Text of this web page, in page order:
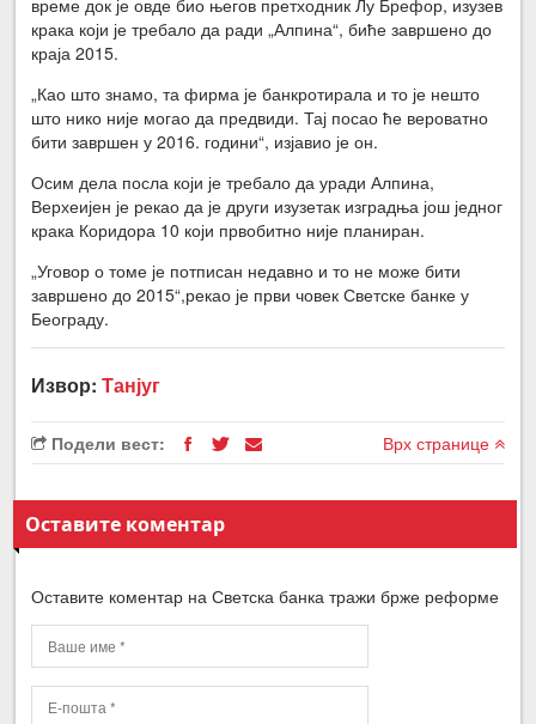
крака који је требало да ради „Алпина“, биће завршено до
краја 2015.
„Као што знамо, та фирма је банкротирала и то је нешто
што нико није могао да предвиди. Тај посао ће вероватно
бити завршен у 2016. години“, изјавио је он.
Осим дела посла који је требало да уради Алпина,
Верхеијен је рекао да је други изузетак изградња још једног
крака Коридора 10 који првобитно није планиран.
„Уговор о томе је потписан недавно и то не може бити
завршено до 2015“,рекао је први човек Светске банке у
Београду.
Извор:Танјуг
Подели вест: Врх странице
Оставите коментар
Оставите коментар на Светска банка тражи брже реформе